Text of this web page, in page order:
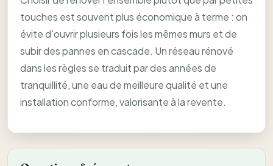
touches est souvent plus économique à terme : on
évite d'ouvrir plusieurs fois les mêmes murs et de
subir des pannes en cascade. Un réseau rénové
dans les règles se traduit par des années de
tranquillité, une eau de meilleure qualité et une
installation conforme, valorisante à la revente.